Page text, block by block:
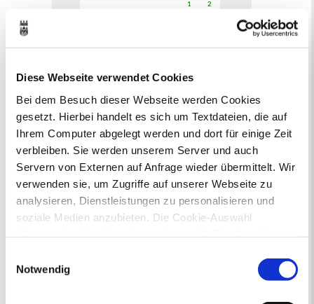
Diese Webseite verwendet Cookies
Bei dem Besuch dieser Webseite werden Cookies
gesetzt. Hierbei handelt es sich um Textdateien, die auf
Ihrem Computer abgelegt werden und dort für einige Zeit
verbleiben. Sie werden unserem Server und auch
Servern von Externen auf Anfrage wieder übermittelt. Wir
verwenden sie, um Zugriffe auf unserer Webseite zu
analysieren, Dienstleistungen zu personalisieren und
soziale Medien anzubieten. Die Cookie-Auswahl
Drittländern (USA) mit unzureichendem
Datenschutzniveau verarbeiten. Es besteht die Gefahr,
dass diese zu Kontroll- und Überwachungszwecken von
Notwendig
1
2
Zur Veranstaltungssuche
Online-Beteiligungsportal der
Stadtverwaltung
es Möglichkeiten, sich an
Bebauungsplänen und Änderungen zum